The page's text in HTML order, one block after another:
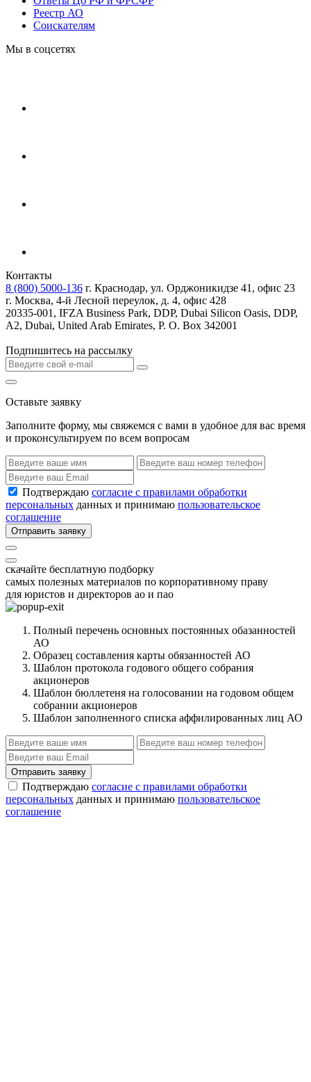
Реестр АО
Соискателям
Мы в соцсетях
Контакты
8 (800) 5000-136 г. Краснодар, ул. Орджоникидзе 41, офис 23
г. Москва, 4-й Лесной переулок, д. 4, офис 428
20335-001, IFZA Business Park, DDP, Dubai Silicon Oasis, DDP,
A2, Dubai, United Arab Emirates, P. O. Box 342001
Подпишитесь на рассылку
Оставьте заявку
Заполните форму, мы свяжемся с вами в удобное для вас время
и проконсультируем по всем вопросам
Подтверждаю согласие с правилами обработки
персональных данных и принимаю пользовательское
соглашение
Отправить заявку
скачайте бесплатную подборку
самых полезных материалов по корпоративному праву
для юристов и директоров ао и пао
Полный перечень основных постоянных обазанностей
АО
Образец составления карты обязанностей АО
Шаблон протокола годового общего собрания
акционеров
Шаблон бюллетеня на голосовании на годовом общем
собрании акционеров
Шаблон заполненного списка аффилированных лиц АО
Отправить заявку
Подтверждаю согласие с правилами обработки
персональных данных и принимаю пользовательское
соглашение